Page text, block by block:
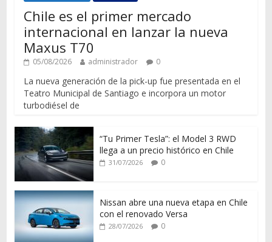
Chile es el primer mercado
internacional en lanzar la nueva
Maxus T70
05/08/2026 administrador 0
La nueva generación de la pick-up fue presentada en el
Teatro Municipal de Santiago e incorpora un motor
turbodiésel de
“Tu Primer Tesla”: el Model 3 RWD
llega a un precio histórico en Chile
31/07/2026 0
Nissan abre una nueva etapa en Chile
con el renovado Versa
28/07/2026 0